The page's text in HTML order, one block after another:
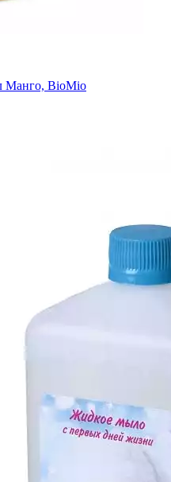
Манго, BioMio